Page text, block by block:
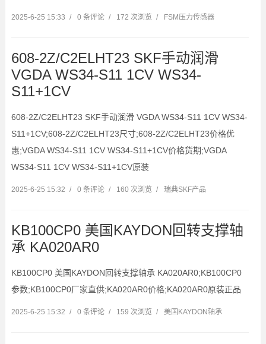
2025-6-25 15:33 / 0 条评论 / 172 次浏览 / FSM压力传感器
608-2Z/C2ELHT23 SKF手动润滑
VGDA WS34-S11 1CV WS34-
S11+1CV
608-2Z/C2ELHT23 SKF手动润滑 VGDA WS34-S11 1CV WS34-
S11+1CV;608-2Z/C2ELHT23尺寸;608-2Z/C2ELHT23价格优
惠;VGDA WS34-S11 1CV WS34-S11+1CV价格货期;VGDA
WS34-S11 1CV WS34-S11+1CV原装
2025-6-25 15:32 / 0 条评论 / 160 次浏览 / 瑞典SKF产品
KB100CP0 美国KAYDON回转支撑轴
承 KA020AR0
KB100CP0 美国KAYDON回转支撑轴承 KA020AR0;KB100CP0
参数;KB100CP0厂家直供;KA020AR0价格;KA020AR0原装正品
2025-6-25 15:32 / 0 条评论 / 159 次浏览 / 美国KAYDON轴承